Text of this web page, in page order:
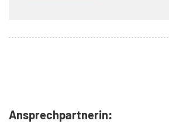
Ansprechpartnerin: